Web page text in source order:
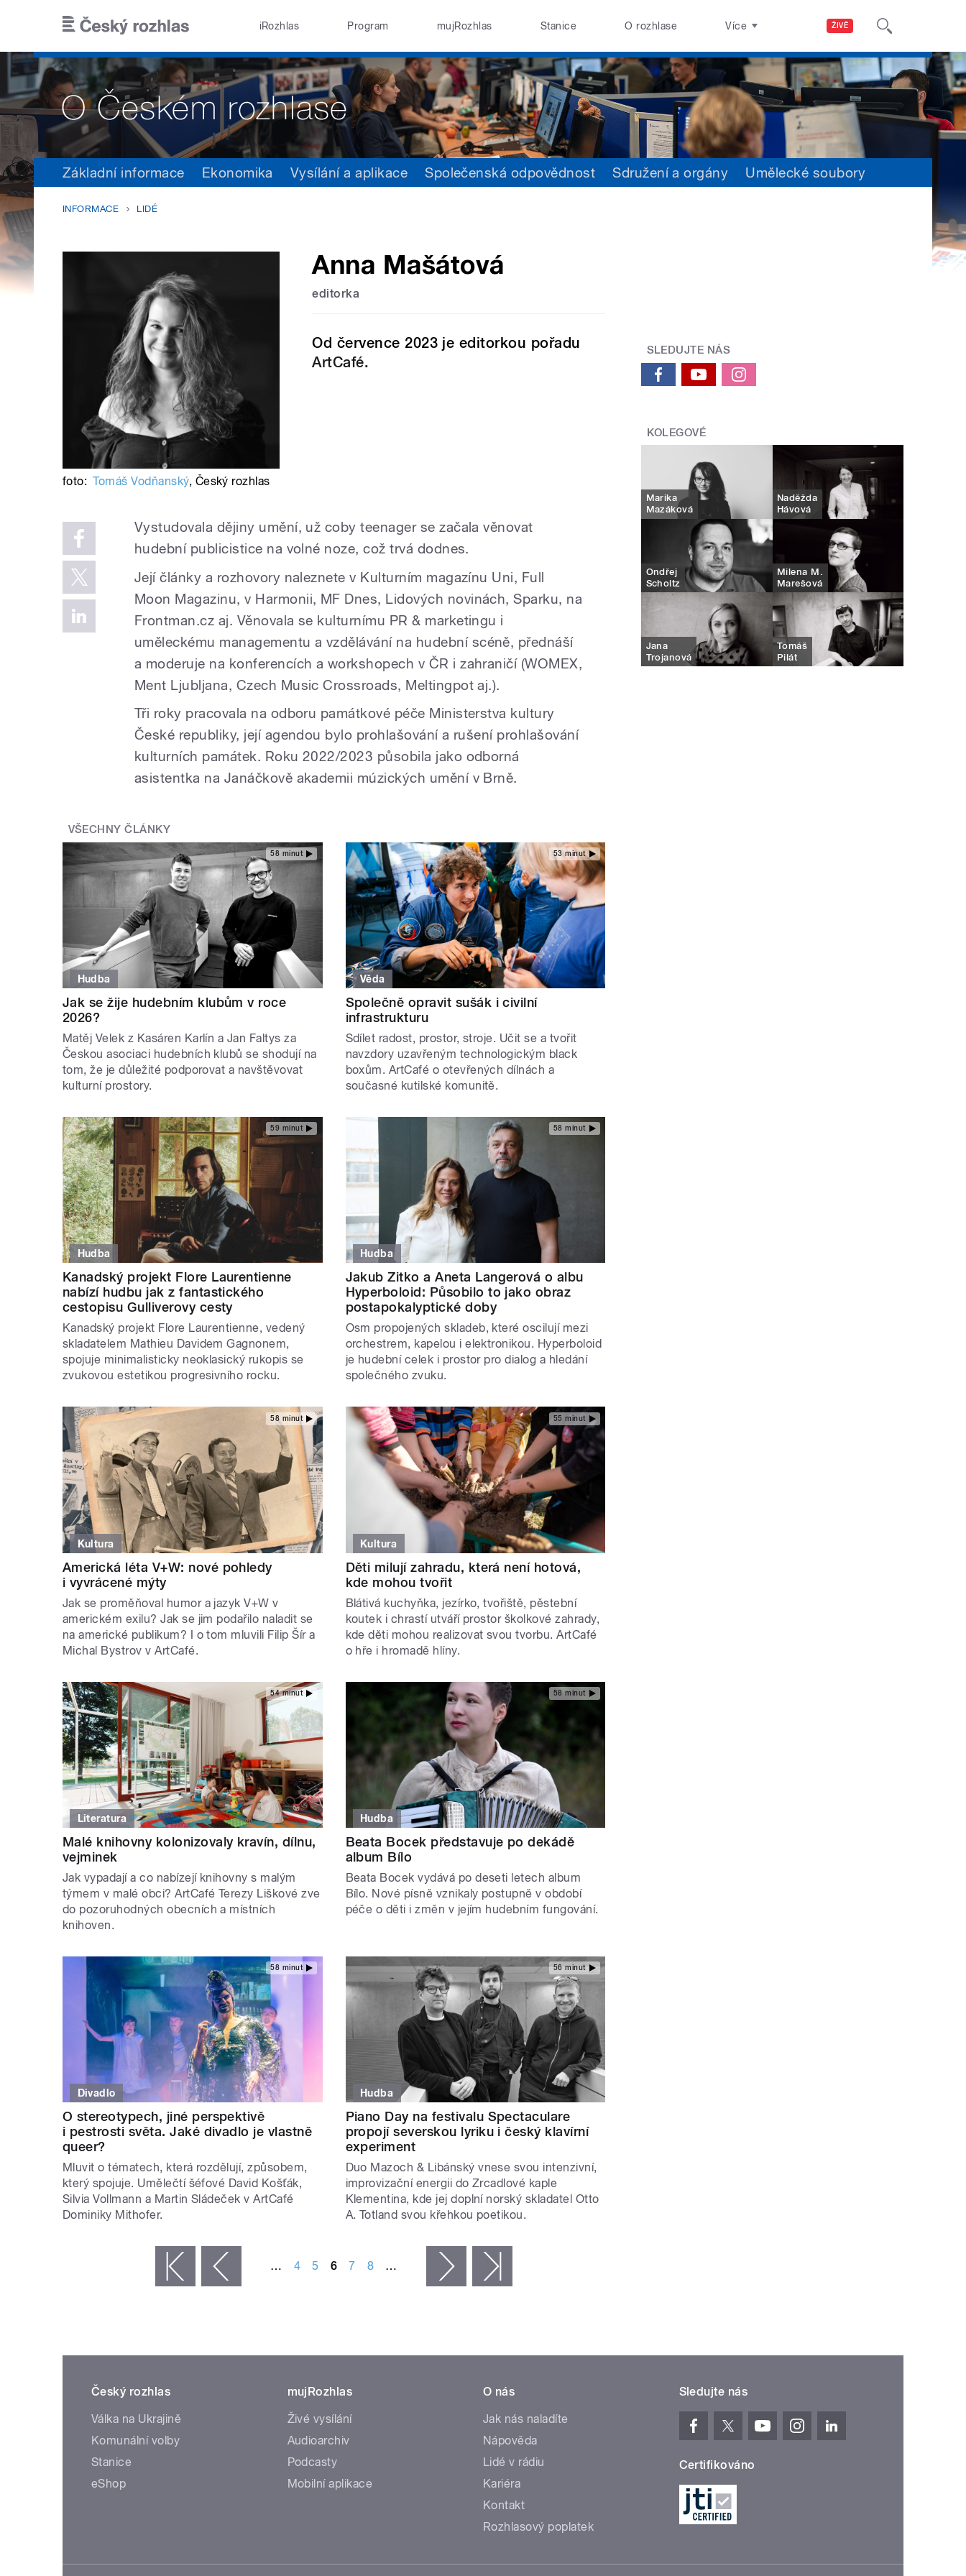
ŽIVĚ
iRozhlas Program mujRozhlas Stanice O rozhlase Více
Základní informace Ekonomika Vysílání a aplikace Společenská odpovědnost Sdružení a orgány Umělecké soubory
INFORMACE LIDÉ
Anna Mašátová
editorka
Od července 2023 je editorkou pořadu
ArtCafé.
foto: Tomáš Vodňanský, Český rozhlas
Vystudovala dějiny umění, už coby teenager se začala věnovat
hudební publicistice na volné noze, což trvá dodnes.
Její články a rozhovory naleznete v Kulturním magazínu Uni, Full
Moon Magazinu, v Harmonii, MF Dnes, Lidových novinách, Sparku, na
Frontman.cz aj. Věnovala se kulturnímu PR & marketingu i
uměleckému managementu a vzdělávání na hudební scéně, přednáší
a moderuje na konferencích a workshopech v ČR i zahraničí (WOMEX,
Ment Ljubljana, Czech Music Crossroads, Meltingpot aj.).
Tři roky pracovala na odboru památkové péče Ministerstva kultury
České republiky, její agendou bylo prohlašování a rušení prohlašování
kulturních památek. Roku 2022/2023 působila jako odborná
asistentka na Janáčkově akademii múzických umění v Brně.
VŠECHNY ČLÁNKY
58 minut
Hudba
Jak se žije hudebním klubům v roce
2026?
Matěj Velek z Kasáren Karlín a Jan Faltys za
Českou asociaci hudebních klubů se shodují na
tom, že je důležité podporovat a navštěvovat
kulturní prostory.
53 minut
Věda
Společně opravit sušák i civilní
infrastrukturu
Sdílet radost, prostor, stroje. Učit se a tvořit
navzdory uzavřeným technologickým black
boxům. ArtCafé o otevřených dílnách a
současné kutilské komunitě.
59 minut
Hudba
Kanadský projekt Flore Laurentienne
nabízí hudbu jak z fantastického
cestopisu Gulliverovy cesty
Kanadský projekt Flore Laurentienne, vedený
skladatelem Mathieu Davidem Gagnonem,
spojuje minimalisticky neoklasický rukopis se
zvukovou estetikou progresivního rocku.
58 minut
Hudba
Jakub Zitko a Aneta Langerová o albu
Hyperboloid: Působilo to jako obraz
postapokalyptické doby
Osm propojených skladeb, které oscilují mezi
orchestrem, kapelou i elektronikou. Hyperboloid
je hudební celek i prostor pro dialog a hledání
společného zvuku.
58 minut
Kultura
Americká léta V+W: nové pohledy
i vyvrácené mýty
Jak se proměňoval humor a jazyk V+W v
americkém exilu? Jak se jim podařilo naladit se
na americké publikum? I o tom mluvili Filip Šír a
Michal Bystrov v ArtCafé.
55 minut
Kultura
Děti milují zahradu, která není hotová,
kde mohou tvořit
Blátivá kuchyňka, jezírko, tvořiště, pěstební
koutek i chrastí utváří prostor školkové zahrady,
kde děti mohou realizovat svou tvorbu. ArtCafé
o hře i hromadě hlíny.
54 minut
Literatura
Malé knihovny kolonizovaly kravín, dílnu,
vejminek
Jak vypadají a co nabízejí knihovny s malým
týmem v malé obci? ArtCafé Terezy Liškové zve
do pozoruhodných obecních a místních
knihoven.
58 minut
Hudba
Beata Bocek představuje po dekádě
album Bílo
Beata Bocek vydává po deseti letech album
Bílo. Nové písně vznikaly postupně v období
péče o děti i změn v jejím hudebním fungování.
58 minut
Divadlo
O stereotypech, jiné perspektivě
i pestrosti světa. Jaké divadlo je vlastně
queer?
Mluvit o tématech, která rozdělují, způsobem,
který spojuje. Umělečtí šéfové David Košťák,
Silvia Vollmann a Martin Sládeček v ArtCafé
Dominiky Mithofer.
56 minut
Hudba
Piano Day na festivalu Spectaculare
propojí severskou lyriku i český klavírní
experiment
Duo Mazoch & Libánský vnese svou intenzivní,
improvizační energii do Zrcadlové kaple
Klementina, kde jej doplní norský skladatel Otto
A. Totland svou křehkou poetikou.
‹ předchozí … 4 5 6 7 8 … následující ›
SLEDUJTE NÁS
KOLEGOVÉ
Marika
Mazáková
Naděžda
Hávová
Ondřej
Scholtz
Milena M.
Marešová
Jana
Trojanová
Tomáš
Pilát
Český rozhlas
Válka na Ukrajině
Komunální volby
Stanice
eShop
mujRozhlas
Živé vysílání
Audioarchiv
Podcasty
Mobilní aplikace
O nás
Jak nás naladíte
Nápověda
Lidé v rádiu
Kariéra
Kontakt
Rozhlasový poplatek
Sledujte nás
Certifikováno